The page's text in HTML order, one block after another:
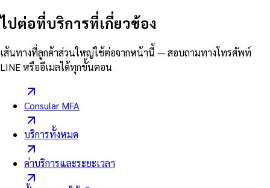
ไปต่อที่บริการที่เกี่ยวข้อง
เส้นทางที่ลูกค้าส่วนใหญ่ใช้ต่อจากหน้านี้ — สอบถามทางโทรศัพท์
LINE หรืออีเมลได้ทุกขั้นตอน
Consular MFA
บริการทั้งหมด
ค่าบริการและระยะเวลา